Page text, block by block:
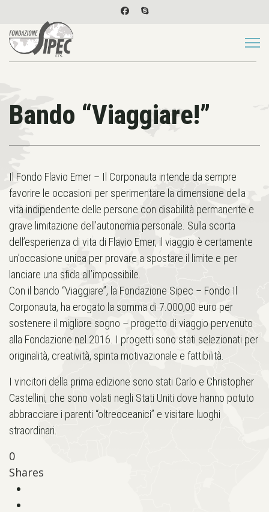
Bando “Viaggiare!”
Il Fondo Flavio Emer – Il Corponauta intende da sempre
favorire le occasioni per sperimentare la dimensione della
vita indipendente delle persone con disabilità permanente e
grave limitazione dell’autonomia personale. Sulla scorta
dell’esperienza di vita di Flavio Emer, il viaggio è certamente
un’occasione unica per provare a spostare il limite e per
lanciare una sfida all’impossibile.
Con il bando “Viaggiare”, la Fondazione Sipec – Fondo Il
Corponauta, ha erogato la somma di 7.000,00 euro per
sostenere il migliore sogno – progetto di viaggio pervenuto
alla Fondazione nel 2016. I progetti sono stati selezionati per
originalità, creatività, spinta motivazionale e fattibilità.
I vincitori della prima edizione sono stati Carlo e Christopher
Castellini, che sono volati negli Stati Uniti dove hanno potuto
abbracciare i parenti “oltreoceanici” e visitare luoghi
straordinari.
0
Shares